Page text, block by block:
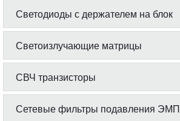
Светодиоды с держателем на блок
Светоизлучающие матрицы
СВЧ транзисторы
Сетевые фильтры подавления ЭМП